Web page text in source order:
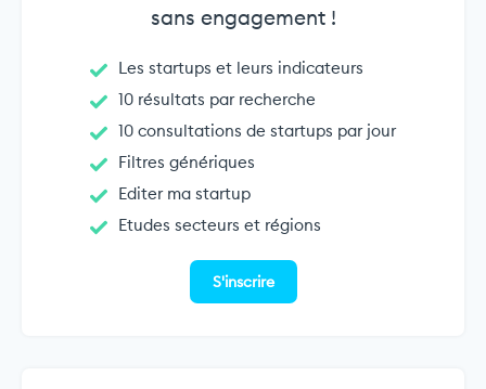
sans engagement !
Les startups et leurs indicateurs
10 résultats par recherche
10 consultations de startups par jour
Filtres génériques
Editer ma startup
Etudes secteurs et régions
S'inscrire